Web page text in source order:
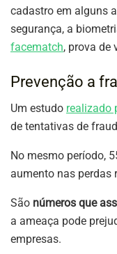
cadastro em alguns
segurança, a
facematch, prova de
Prevenção a
Um estudo realizado
de tentativas de
No mesmo período,
aumento nas perdas
São números que
a ameaça pode
empresas.